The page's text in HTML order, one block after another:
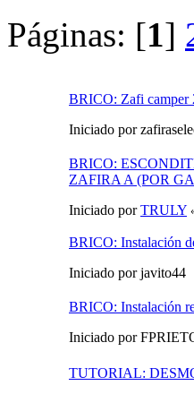
Páginas: [1]
BRICO: Zafi camper
Iniciado por
BRICO:
ZAFIRA A (POR
Iniciado porTRULY
BRICO: Instalación
Iniciado por javito44
BRICO: Instalación
Iniciado por
TUTORIAL: